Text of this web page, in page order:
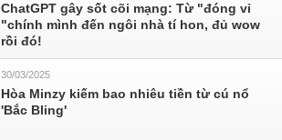
ChatGPT gây sốt cõi mạng: Từ "đóng vỉ
"chính mình đến ngôi nhà tí hon, đủ wow
rồi đó!
30/03/2025
Hòa Minzy kiếm bao nhiêu tiền từ cú nổ
'Bắc Bling'